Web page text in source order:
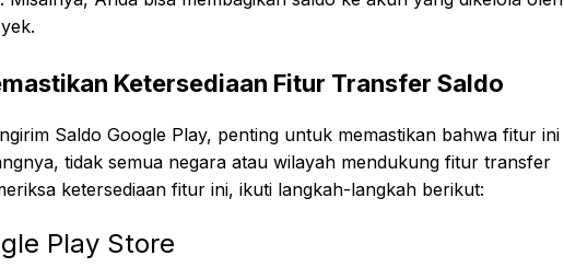
Ketersediaan Fitur Transfer Saldo
Saldo Google Play, penting untuk memastikan bahwa fitur ini
tidak semua negara atau wilayah mendukung fitur transfer
ketersediaan fitur ini, ikuti langkah-langkah berikut:
Play Store